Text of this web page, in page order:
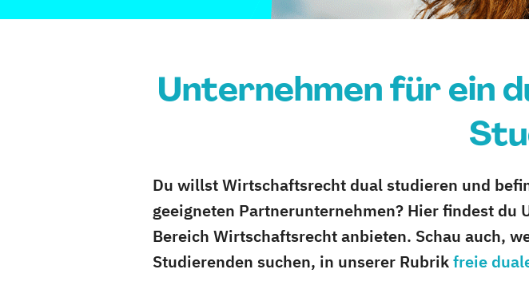
Unternehmen für ein
Du willst Wirtschaftsrecht dual studieren und
geeigneten Partnerunternehmen? Hier findest
Bereich Wirtschaftsrecht anbieten. Schau auch,
Studierenden suchen, in unserer Rubrikfreie